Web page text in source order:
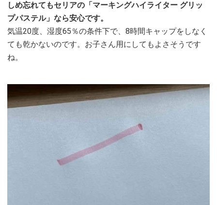
しめ忘れてもセリアの「マーキングハイライター グリッ
プパステル」なら安心です。
気温20度、湿度65％の条件下で、8時間キャップをしなく
ても乾かないのです。お子さん用にしてもよさそうです
ね。